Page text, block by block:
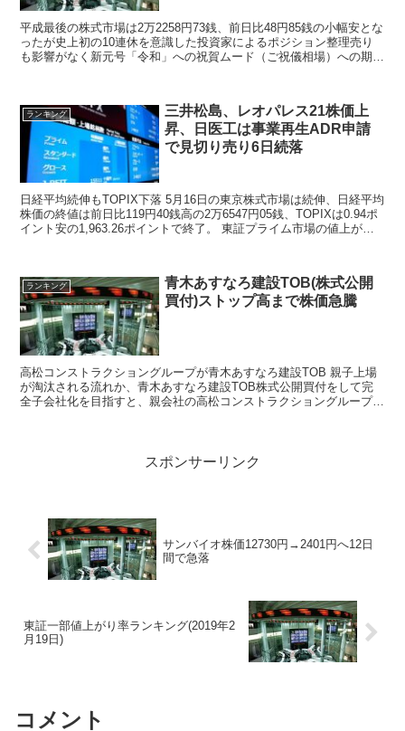
平成最後の株式市場は2万2258円73銭、前日比48円85銭の小幅安とな
ったが史上初の10連休を意識した投資家によるポジション整理売り
も影響がなく新元号「令和」への祝賀ムード（ご祝儀相場）への期待
ランキング
三井松島、レオパレス21株価上
昇、日医工は事業再生ADR申請
で見切り売り6日続落
日経平均続伸もTOPIX下落 5月16日の東京株式市場は続伸、日経平均
株価の終値は前日比119円40銭高の2万6547円05銭、TOPIXは0.94ポ
イント安の1,963.26ポイントで終了。 東証プライム市場の値上がり
ランキング
青木あすなろ建設TOB(株式公開
買付)ストップ高まで株価急騰
高松コンストラクショングループが青木あすなろ建設TOB 親子上場
が淘汰される流れか、青木あすなろ建設TOB株式公開買付をして完
全子会社化を目指すと、親会社の高松コンストラクショングループが
スポンサーリンク
サンバイオ株価12730円→2401円へ12日
間で急落
東証一部値上がり率ランキング(2019年2
月19日)
コメント